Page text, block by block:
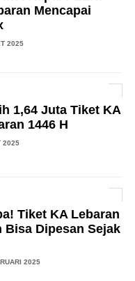
Mencapai
2025
1,64 Juta Tiket KA
1446 H
2025
Tiket KA Lebaran
Bisa Dipesan Sejak
2025